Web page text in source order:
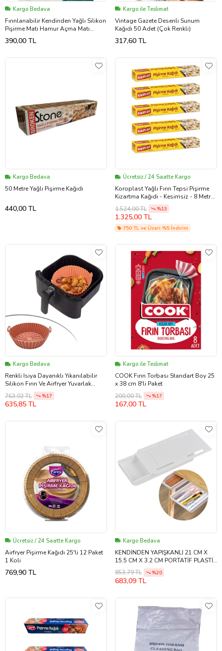
Kargo Bedava
Fırınlanabilir Kendinden Yağlı Silikon
Pişirme Matı Hamur Açma Matı
Silpat 30x40 Cm 1 Adet
390,00 TL
Kargo ile Teslimat
Vintage Gazete Desenli Sunum
Kağıdı 50 Adet (Çok Renkli)
317,60 TL
Kargo Bedava
50 Metre Yağlı Pişirme Kağıdı
440,00 TL
Ücretsiz / 24 Saatte Kargo
Koroplast Yağlı Fırın Tepsi Pişirme
Kızartma Kağıdı - Kesimsiz - 8 Metre
- 5 Kutu
1.524,00 TL %13
1.325,00 TL
750 TL ve Üzeri %5 İndirim
Kargo Bedava
Renkli Isıya Dayanıklı Yıkanılabilir
Silikon Fırın Ve Airfryer Yuvarlak
Model Pişirme Matı 20 Cm
763,02 TL %17
635,85 TL
Kargo ile Teslimat
COOK Fırın Torbası Standart Boy 25
x 38 cm 8'li Paket
200,00 TL
%17
167,00 TL
Ücretsiz / 24 Saatte Kargo
Airfryer Pişirme Kağıdı 25'li 12 Paket
1 Koli
769,90 TL
Kargo Bedava
KENDİNDEN YAPIŞKANLI 21 CM X
15.5 CM X 3.2 CM PORTATİF PLASTİK
MASA ALTI ORTA BOY ÇEKMECE
853,79 TL %20
683,09 TL